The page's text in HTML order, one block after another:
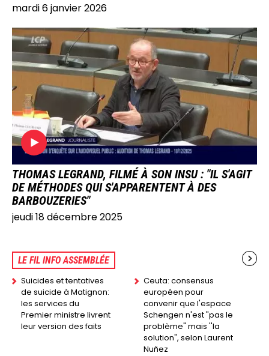
mardi 6 janvier 2026
IMAGE
THOMAS LEGRAND, FILMÉ À SON INSU : "IL S'AGIT
DE MÉTHODES QUI S'APPARENTENT À DES
BARBOUZERIES"
jeudi 18 décembre 2025
LE FIL INFO ASSEMBLÉE
Suicides et tentatives
de suicide à Matignon:
les services du
Premier ministre livrent
leur version des faits
Ceuta: consensus
européen pour
convenir que l'espace
Schengen n'est "pas le
problème" mais ''la
solution", selon Laurent
Nuñez